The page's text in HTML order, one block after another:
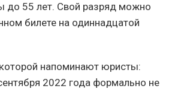
55 лет. Свой разряд можно
билете на одиннадцатой
напоминают юристы:
2022 года формально не